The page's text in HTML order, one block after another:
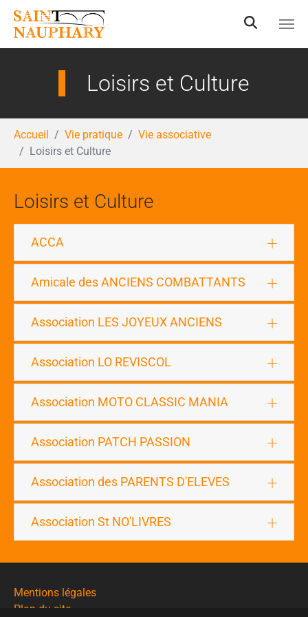
Loisirs et Culture
Accueil Vie pratique
Vie associative
Loisirs et Culture
Loisirs et Culture
ACCA
Amicale des ANCIENS COMBATTANTS
Association LES JOYEUX ANCIENS
Association LO REVISCOL
Association MOTO CLASSIC MANIA
Association PATCH PASSION
Association des PARENTS D'ELEVES
Association St NO'LIVRES
Mentions légales
Plan du site